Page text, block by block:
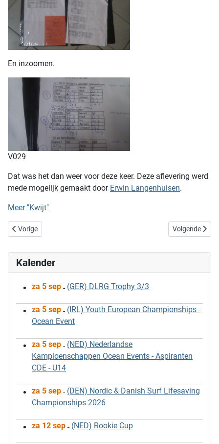
En inzoomen.
V029
Dat was het dan weer voor deze keer. Deze aflevering werd
mede mogelijk gemaakt door Erwin Langenhuisen.
Meer "Kwijt"
Vorig artikel: Gevonden voorwerpen - X [Update]
Vorige Volgende
Volgende
Kalender
za 5 sep - (GER) DLRG Trophy 3/3
za 5 sep - (IRL) Youth European Championships -
Ocean Event
za 5 sep - (NED) Nederlandse
Kampioenschappen Ocean Events - Aspiranten
CDE - U14
za 5 sep - (DEN) Nordic & Danish Surf Lifesaving
Championships 2026
za 12 sep - (NED) Rookie Cup